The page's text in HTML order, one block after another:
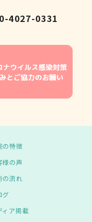
4027-0331
の特徴
様の声
の流れ
グ
ィア掲載